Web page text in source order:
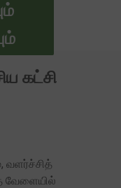
கட்சி
வளர்ச்சித்‌
வேளையில்‌